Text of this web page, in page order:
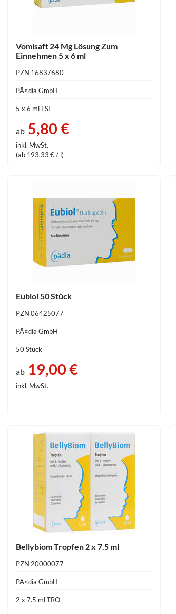
Vomisaft 24 Mg Lösung Zum
Einnehmen 5 x 6 ml
PZN 16837680
PÃ¤dia GmbH
5 x 6 ml LSE
ab 5,80 €
inkl. MwSt.
(ab 193,33 € / l)
Eubiol 50 Stück
PZN 06425077
PÃ¤dia GmbH
50 Stück
ab 19,00 €
inkl. MwSt.
Bellybiom Tropfen 2 x 7.5 ml
PZN 20000077
PÃ¤dia GmbH
2 x 7.5 ml TRO